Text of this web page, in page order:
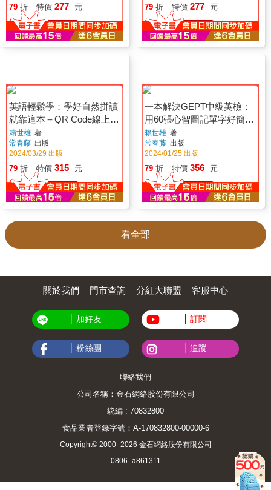
79 折 特價 277 元
加入購物車
79 折 特價 277 元
加入購物車
英語輕鬆學：學好自然拼讀
就靠這本＋QR Code線上音
檔
賴世雄 著
常春藤 出版
2024/03/29 出版
79 折 特價 315 元
加入購物車
一本解決GEPT中級英檢：
用60張心智圖記單字好簡單
＋ QR Code線上音檔
賴世雄 著
常春藤 出版
2024/01/25 出版
79 折 特價 356 元
加入購物車
看全部
關於我們 門市查詢 分紅大聯盟 客服中心
加好友 訂閱
粉絲團 追蹤
聯絡我們
公司名稱：金石網絡股份有限公司
統編 : 70832800
食品業者登錄字號：A-170832800-00000-6
Copyright© 2000–2026 金石網絡股份有限公司
0806_a861311